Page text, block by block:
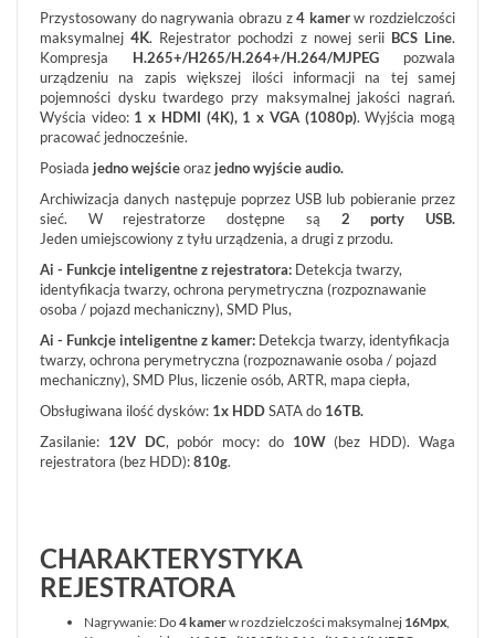
KONFIGURATOR
Informacje
AKTUALNOŚCI
OPINIE
SZKOLENIA
MONTAŻ
WSPÓŁPRACA
KONTAKT
CENNIKI
OPROGRAMOWANIE
DOSTAWA
ZWROT
SERWIS
REKLAMACJE
SKLEPU
REGULAMIN
PRYWATNOŚCI
KODY
RABATOWE
Przystosowany do nagrywania obrazu z4 kamerw rozdzielczości
maksymalnej4K. Rejestrator pochodzi z nowej serii BCS Line.
Kompresja H.265+/H265/H.264+/H.264/MJPEG pozwala
urządzeniu na zapis większej ilości informacji na tej samej
pojemności dysku twardego przy maksymalnej jakości nagrań.
Wyścia video: 1 x HDMI (4K), 1 x VGA (1080p). Wyjścia mogą
pracować jednocześnie.
Posiada jedno wejścieoraz jedno wyjście audio.
Archiwizacja danych następuje poprzez USB lub pobieranie przez
sieć. W rejestratorze dostępne są 2 porty USB.
Jeden umiejscowiony z tyłu urządzenia, a drugi z przodu.
Ai - Funkcje inteligentne z rejestratora: Detekcja twarzy,
identyfikacja twarzy, ochrona perymetryczna (rozpoznawanie
osoba / pojazd mechaniczny), SMD Plus,
Ai - Funkcje inteligentne z kamer: Detekcja twarzy, identyfikacja
twarzy, ochrona perymetryczna (rozpoznawanie osoba / pojazd
mechaniczny), SMD Plus, liczenie osób, ARTR, mapa ciepła,
Obsługiwana ilość dysków: 1x HDDSATA do 16TB.
Zasilanie: 12V DC, pobór mocy: do 10W(bez HDD). Waga
rejestratora (bez HDD):810g.
CHARAKTERYSTYKA
REJESTRATORA
Nagrywanie: Do4 kamerw rozdzielczości maksymalnej 16Mpx,